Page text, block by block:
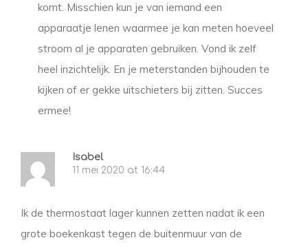
komt. Misschien kun je van iemand een
apparaatje lenen waarmee je kan meten hoeveel
stroom al je apparaten gebruiken. Vond ik zelf
heel inzichtelijk. En je meterstanden bijhouden te
kijken of er gekke uitschieters bij zitten. Succes
ermee!
Isabel
11 mei 2020 at 16:44
Ik de thermostaat lager kunnen zetten nadat ik een
grote boekenkast tegen de buitenmuur van de